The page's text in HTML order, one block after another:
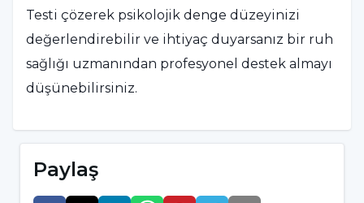
Testi çözerek psikolojik denge düzeyinizi
değerlendirebilir ve ihtiyaç duyarsanız bir ruh
sağlığı uzmanından profesyonel destek almayı
düşünebilirsiniz.
Paylaş